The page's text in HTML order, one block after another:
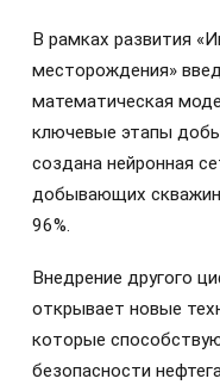
В рамках развития
месторождения»
математическая
ключевые этапы
создана нейронная
добывающих
96%.
Внедрение другого
открывает новые
которые
безопасности